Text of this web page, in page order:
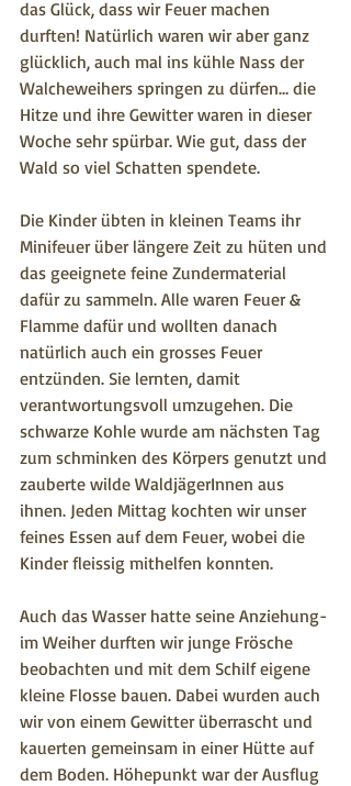
das Glück, dass wir Feuer machen
durften! Natürlich waren wir aber ganz
glücklich, auch mal ins kühle Nass der
Walcheweihers springen zu dürfen… die
Hitze und ihre Gewitter waren in dieser
Woche sehr spürbar. Wie gut, dass der
Wald so viel Schatten spendete.
Die Kinder übten in kleinen Teams ihr
Minifeuer über längere Zeit zu hüten und
das geeignete feine Zundermaterial
dafür zu sammeln. Alle waren Feuer &
Flamme dafür und wollten danach
natürlich auch ein grosses Feuer
entzünden. Sie lernten, damit
verantwortungsvoll umzugehen. Die
schwarze Kohle wurde am nächsten Tag
zum schminken des Körpers genutzt und
zauberte wilde WaldjägerInnen aus
ihnen. Jeden Mittag kochten wir unser
feines Essen auf dem Feuer, wobei die
Kinder fleissig mithelfen konnten.
Auch das Wasser hatte seine Anziehung-
im Weiher durften wir junge Frösche
beobachten und mit dem Schilf eigene
kleine Flosse bauen. Dabei wurden auch
wir von einem Gewitter überrascht und
kauerten gemeinsam in einer Hütte auf
dem Boden. Höhepunkt war der Ausflug